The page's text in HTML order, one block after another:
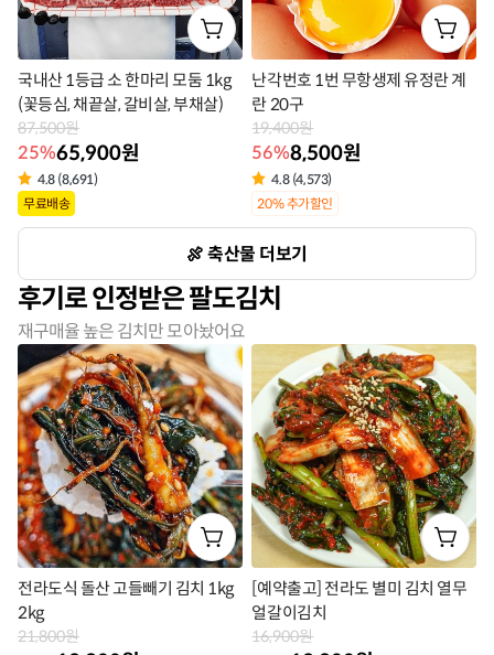
국내산 1등급 소 한마리 모둠 1kg
(꽃등심, 채끝살, 갈비살, 부채살)
87,500원
25%65,900원
4.8 (8,691)
상
품
라
벨
무료배송
난각번호 1번 무항생제 유정란 계
란 20구
19,400원
56%8,500원
4.8 (4,573)
상
품
라
벨
20% 추가할인
축산물 더보기
후기로 인정받은 팔도김치
재구매율 높은 김치만 모아놨어요
전라도식 돌산 고들빼기 김치 1kg
2kg
21,800원
[예약출고] 전라도 별미 김치 열무
얼갈이김치
16,900원